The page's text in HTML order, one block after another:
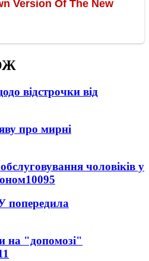
відстрочки від
про мирні
чоловіків у
10095
попередила
"допомозі"